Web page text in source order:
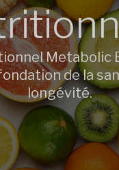
Metabolic
de la
longévité.